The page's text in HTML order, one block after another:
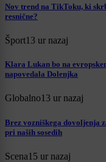
Nov trend na TikToku, ki
resnične?
Šport13 ur nazaj
Klara Lukan bo na
napovedala Dolenjka
Globalno13 ur nazaj
Brez vozniškega dovoljenja
pri naših sosedih
Scena15 ur nazaj